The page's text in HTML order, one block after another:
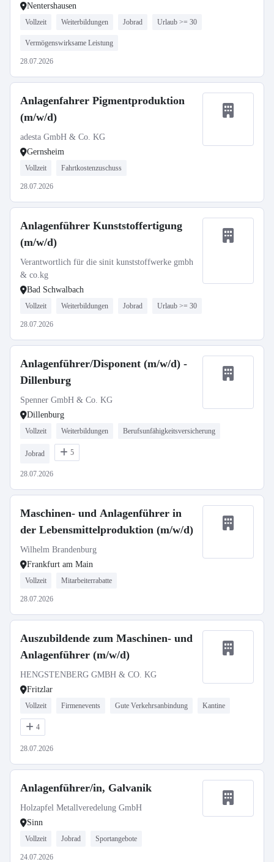
Nentershausen
Vollzeit Weiterbildungen Jobrad Urlaub >= 30
Vermögenswirksame Leistung
28.07.2026
Anlagenfahrer Pigmentproduktion
(m/w/d)
adesta GmbH & Co. KG
Gernsheim
Vollzeit Fahrtkostenzuschuss
28.07.2026
Anlagenführer Kunststoffertigung
(m/w/d)
Verantwortlich für die sinit kunststoffwerke gmbh
& co.kg
Bad Schwalbach
Vollzeit Weiterbildungen Jobrad Urlaub >= 30
28.07.2026
Anlagenführer/Disponent (m/w/d) -
Dillenburg
Spenner GmbH & Co. KG
Dillenburg
Vollzeit Weiterbildungen Berufsunfähigkeitsversicherung
Jobrad 5
28.07.2026
Maschinen- und Anlagenführer in
der Lebensmittelproduktion (m/w/d)
Wilhelm Brandenburg
Frankfurt am Main
Vollzeit Mitarbeiterrabatte
28.07.2026
Auszubildende zum Maschinen- und
Anlagenführer (m/w/d)
HENGSTENBERG GMBH & CO. KG
Fritzlar
Vollzeit Firmenevents Gute Verkehrsanbindung Kantine
4
28.07.2026
Anlagenführer/in, Galvanik
Holzapfel Metallveredelung GmbH
Sinn
Vollzeit Jobrad Sportangebote
24.07.2026